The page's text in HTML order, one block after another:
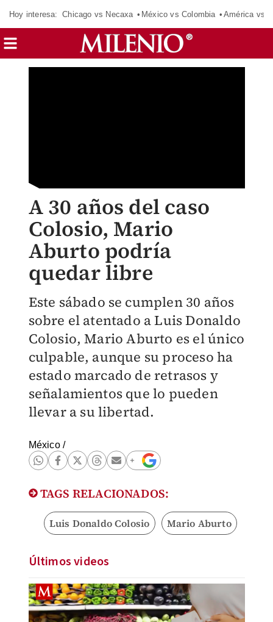
Hoy interesa: Chicago vs Necaxa México vs Colombia América vs
A 30 años del caso
Colosio, Mario
Aburto podría
quedar libre
Este sábado se cumplen 30 años
sobre el atentado a Luis Donaldo
Colosio, Mario Aburto es el único
culpable, aunque su proceso ha
estado marcado de retrasos y
señalamientos que lo pueden
llevar a su libertad.
México/
TAGS RELACIONADOS:
Luis Donaldo Colosio Mario Aburto
Últimos videos